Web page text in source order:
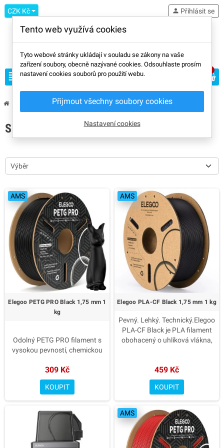
CZK Kč
view_headline
person Přihlásit se
Elegoo
SEZNAM PRODUKTŮ ZNAČKY ELEGOO
Výběr
AMS
Elegoo PETG PRO Black 1,75 mm 1
kg
Odolný PETG PRO filament s
vysokou pevností, chemickou
Skvělý pro funkční díly i estetické
modely. Bez zápachu a snadno
tisknutelný.
✅ Vysoká rázová pevnost a
houževnatost – ideální pro
mechanicky namáhané díly
✅ Přesný průměr 1.75 mm s
309 Kč
KOUPIT
AMS
Elegoo PLA-CF Black 1,75 mm 1 kg
Pevný. Lehký. Technický.Elegoo
PLA-CF Black je PLA filament
obohacený o uhlíková vlákna,
rozměrovou stabilitu. Materiál si
zachovává snadnou
tisknutelnost PLA a zároveň
poskytuje matný technický
vzhled s méně viditelnými
vrstvami.
Karbonová vlákna – vyšší
459 Kč
KOUPIT
AMS
Tento web využívá cookies
Tyto webové stránky ukládají v souladu se zákony na vaše
zařízení soubory, obecně nazývané cookies. Odsouhlaste prosím
nastavení cookies souborů pro použití webu.
Přijmout všechny soubory cookies
Nastavení cookies